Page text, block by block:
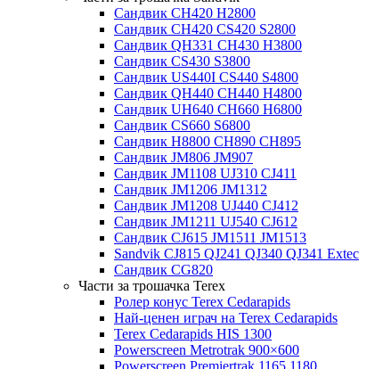
Сандвик CH420 H2800
Сандвик CH420 CS420 S2800
Сандвик QH331 CH430 H3800
Сандвик CS430 S3800
Сандвик US440I CS440 S4800
Сандвик QH440 CH440 H4800
Сандвик UH640 CH660 H6800
Сандвик CS660 S6800
Сандвик H8800 CH890 CH895
Сандвик JM806 JM907
Сандвик JM1108 UJ310 CJ411
Сандвик JM1206 JM1312
Сандвик JM1208 UJ440 CJ412
Сандвик JM1211 UJ540 CJ612
Сандвик CJ615 JM1511 JM1513
Sandvik CJ815 QJ241 QJ340 QJ341 Extec
Сандвик CG820
Части за трошачка Terex
Ролер конус Terex Cedarapids
Най-ценен играч на Terex Cedarapids
Terex Cedarapids HIS 1300
Powerscreen Metrotrak 900×600
Powerscreen Premiertrak 1165 1180